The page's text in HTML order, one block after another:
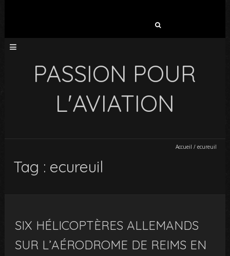
PASSION POUR
L'AVIATION
Accueil / ecureuil
Tag : ecureuil
SIX HÉLICOPTÈRES ALLEMANDS
SUR L’AÉRODROME DE REIMS EN